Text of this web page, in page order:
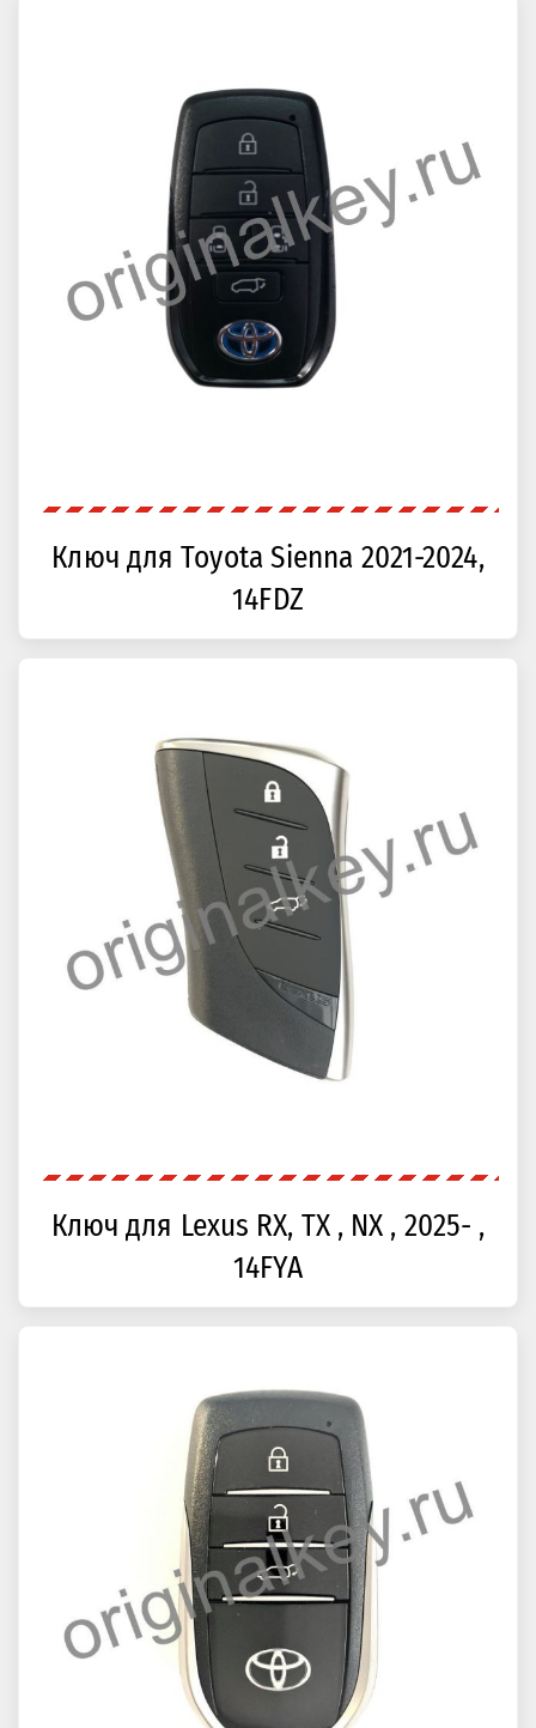
Ключ для Toyota Sienna 2021-2024,
14FDZ
Ключ для Lexus RX, TX , NX , 2025- ,
14FYA